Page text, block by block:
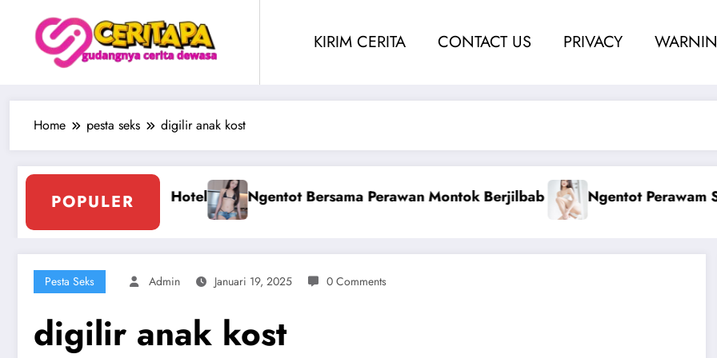
content
KIRIM CERITA CONTACT US PRIVACY
Home pesta seks digilir anak kost
POPULER
Berjilbab Ngentot Perawam Sampai Berdarah Ketahuan Coli Dengan Kakak Nina
Pesta Seks Admin Januari 19, 2025 0 Comments
digilir anak kost